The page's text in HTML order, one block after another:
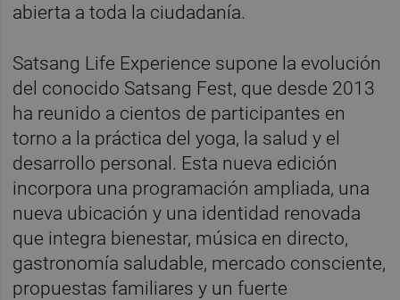
abierta a toda la ciudadanía.
Satsang Life Experience supone la evolución
del conocido Satsang Fest, que desde 2013
ha reunido a cientos de participantes en
torno a la práctica del yoga, la salud y el
desarrollo personal. Esta nueva edición
incorpora una programación ampliada, una
nueva ubicación y una identidad renovada
que integra bienestar, música en directo,
gastronomía saludable, mercado consciente,
propuestas familiares y un fuerte